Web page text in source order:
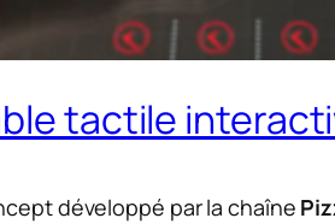
tactile
développé par la chaîne